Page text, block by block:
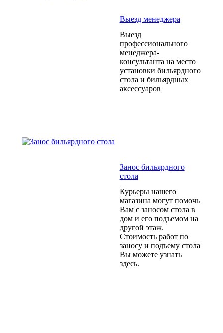
Выезд менеджера
Выезд
профессионального
менеджера-
консультанта на место
установки бильярдного
стола и бильярдных
аксессуаров
Занос бильярдного
стола
Курьеры нашего
магазина могут помочь
Вам с заносом стола в
дом и его подъемом на
другой этаж.
Стоимость работ по
заносу и подъему стола
Вы можете узнать
здесь.